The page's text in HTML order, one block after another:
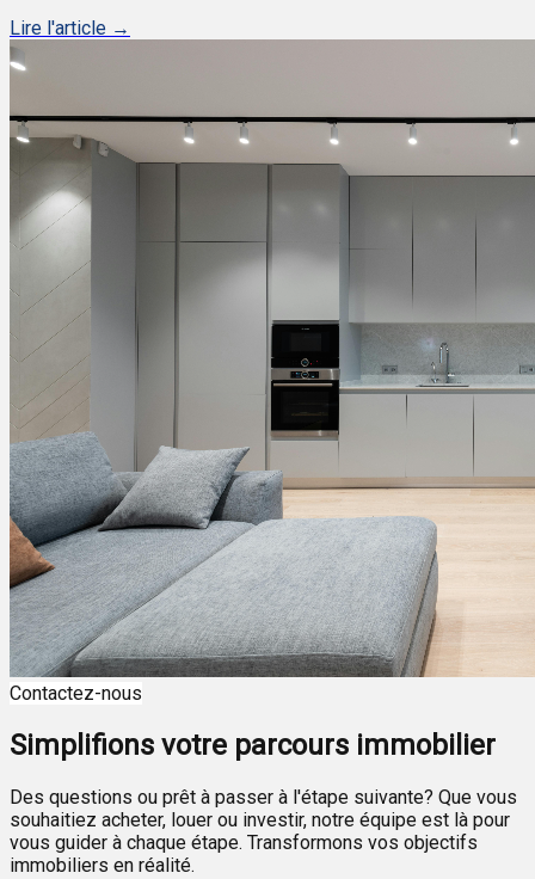
Lire l'article →
Contactez-nous
Simplifions votre parcours immobilier
Des questions ou prêt à passer à l'étape suivante? Que vous
souhaitiez acheter, louer ou investir, notre équipe est là pour
vous guider à chaque étape. Transformons vos objectifs
immobiliers en réalité.